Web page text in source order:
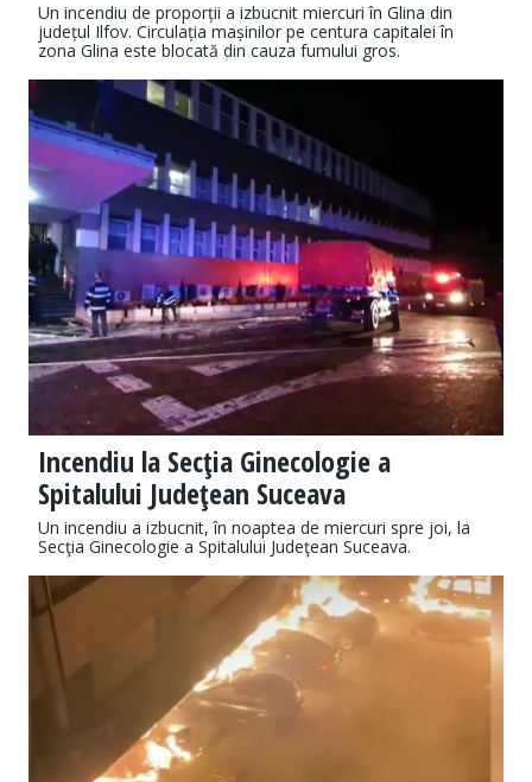
Un incendiu de proporții a izbucnit miercuri în Glina din
județul Ilfov. Circulația mașinilor pe centura capitalei în
zona Glina este blocată din cauza fumului gros.
Incendiu la Secţia Ginecologie a
Spitalului Judeţean Suceava
Un incendiu a izbucnit, în noaptea de miercuri spre joi, la
Secţia Ginecologie a Spitalului Judeţean Suceava.